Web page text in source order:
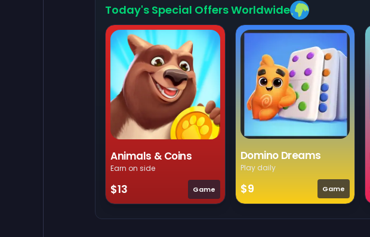
Today's Special Offers Worldwide
Animals & Coins
Earn on side
$13 Game
Domino Dreams
Play daily
$9 Game